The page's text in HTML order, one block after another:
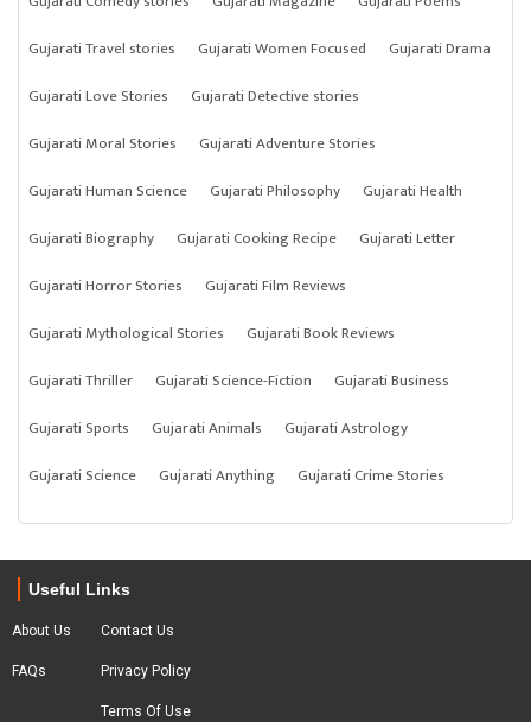
Gujarati Travel stories
Gujarati Women Focused
Gujarati Drama
Gujarati Love Stories
Gujarati Detective stories
Gujarati Moral Stories
Gujarati Adventure Stories
Gujarati Human Science
Gujarati Philosophy
Gujarati Health
Gujarati Biography
Gujarati Cooking Recipe
Gujarati Letter
Gujarati Horror Stories
Gujarati Film Reviews
Gujarati Mythological Stories
Gujarati Book Reviews
Gujarati Thriller
Gujarati Science-Fiction
Gujarati Business
Gujarati Sports
Gujarati Animals
Gujarati Astrology
Gujarati Science
Gujarati Anything Gujarati Crime Stories
Useful Links
About Us
FAQs
Contact Us
Privacy Policy
Terms Of Use